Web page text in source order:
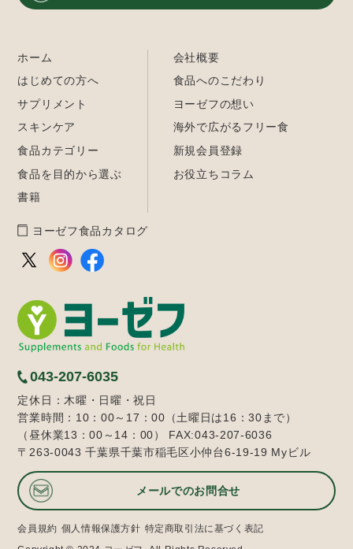
043-207-6035
定休日：木曜・日曜・祝日
営業時間：10：00～17：00（土曜日は16：30まで）
（昼休業13：00～14：00） FAX:043-207-6036
〒263-0043 千葉県千葉市稲毛区小仲台6-19-19 Myビル
メールでのお問合せ
会員規約 個人情報保護方針 特定商取引法に基づく表記
ホーム
はじめての方へ
サプリメント
スキンケア
食品カテゴリー
食品を目的から選ぶ
書籍
会社概要
食品へのこだわり
ヨーゼフの想い
海外で広がるフリー食
新規会員登録
お役立ちコラム
ヨーゼフ食品カタログ